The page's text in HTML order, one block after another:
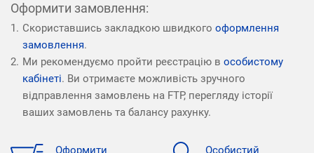
Оформити замовлення:
Скориставшись закладкою швидкого оформлення
замовлення.
Ми рекомендуємо пройти реєстрацію в особистому
кабінеті. Ви отримаєте можливість зручного
відправлення замовлень на FTP, перегляду історії
ваших замовлень та балансу рахунку.
Оформити Особистий